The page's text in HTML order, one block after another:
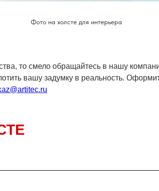
Фото на холсте для интерьера
то смело обращайтесь в нашу
вашу задумку в реальность.